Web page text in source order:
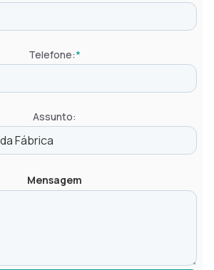
Telefone:*
Assunto:
Mensagem